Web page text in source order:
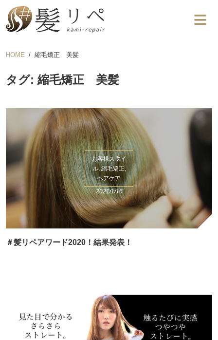
HOME 縮毛矯正 美髪
タグ: 縮毛矯正 美髪
お客様スタイ
ル, 縮毛矯正,
ヘアケア
2021/1/16
＃髪リペアワード2020！結果発表！